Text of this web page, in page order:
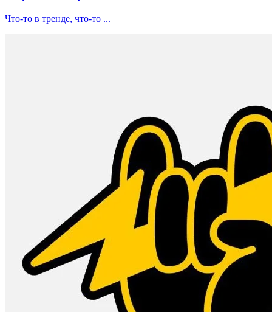
Что-то в тренде, что-то ...